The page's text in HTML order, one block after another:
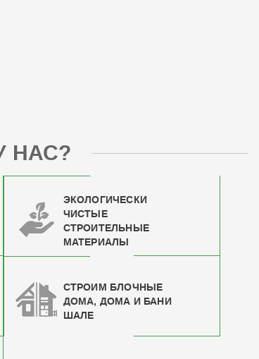
НАС?
ЭКОЛОГИЧЕСКИ
ЧИСТЫЕ
СТРОИТЕЛЬНЫЕ
МАТЕРИАЛЫ
СТРОИМ БЛОЧНЫЕ
ДОМА, ДОМА И БАНИ
ШАЛЕ